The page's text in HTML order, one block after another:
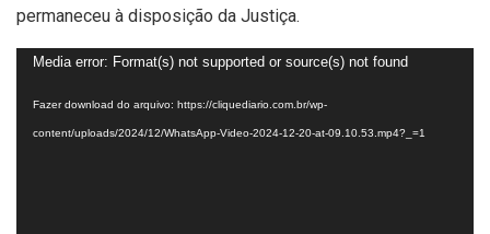
permaneceu à disposição da Justiça.
Tocador
Media error: Format(s) not supported or source(s) not found
Fazer download do arquivo: https://cliquediario.com.br/wp-
content/uploads/2024/12/WhatsApp-Video-2024-12-20-at-09.10.53.mp4?_=1